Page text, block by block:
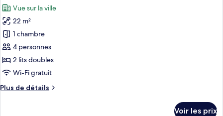
Standard,
non-
fumeurs
(1
person)
photos
pour
ce
type
de
chambre :
Double,
Vue sur la ville
22 m²
1 chambre
4 personnes
2 lits doubles
Wi-Fi gratuit
Plus de détails
Plus
Voir les prix